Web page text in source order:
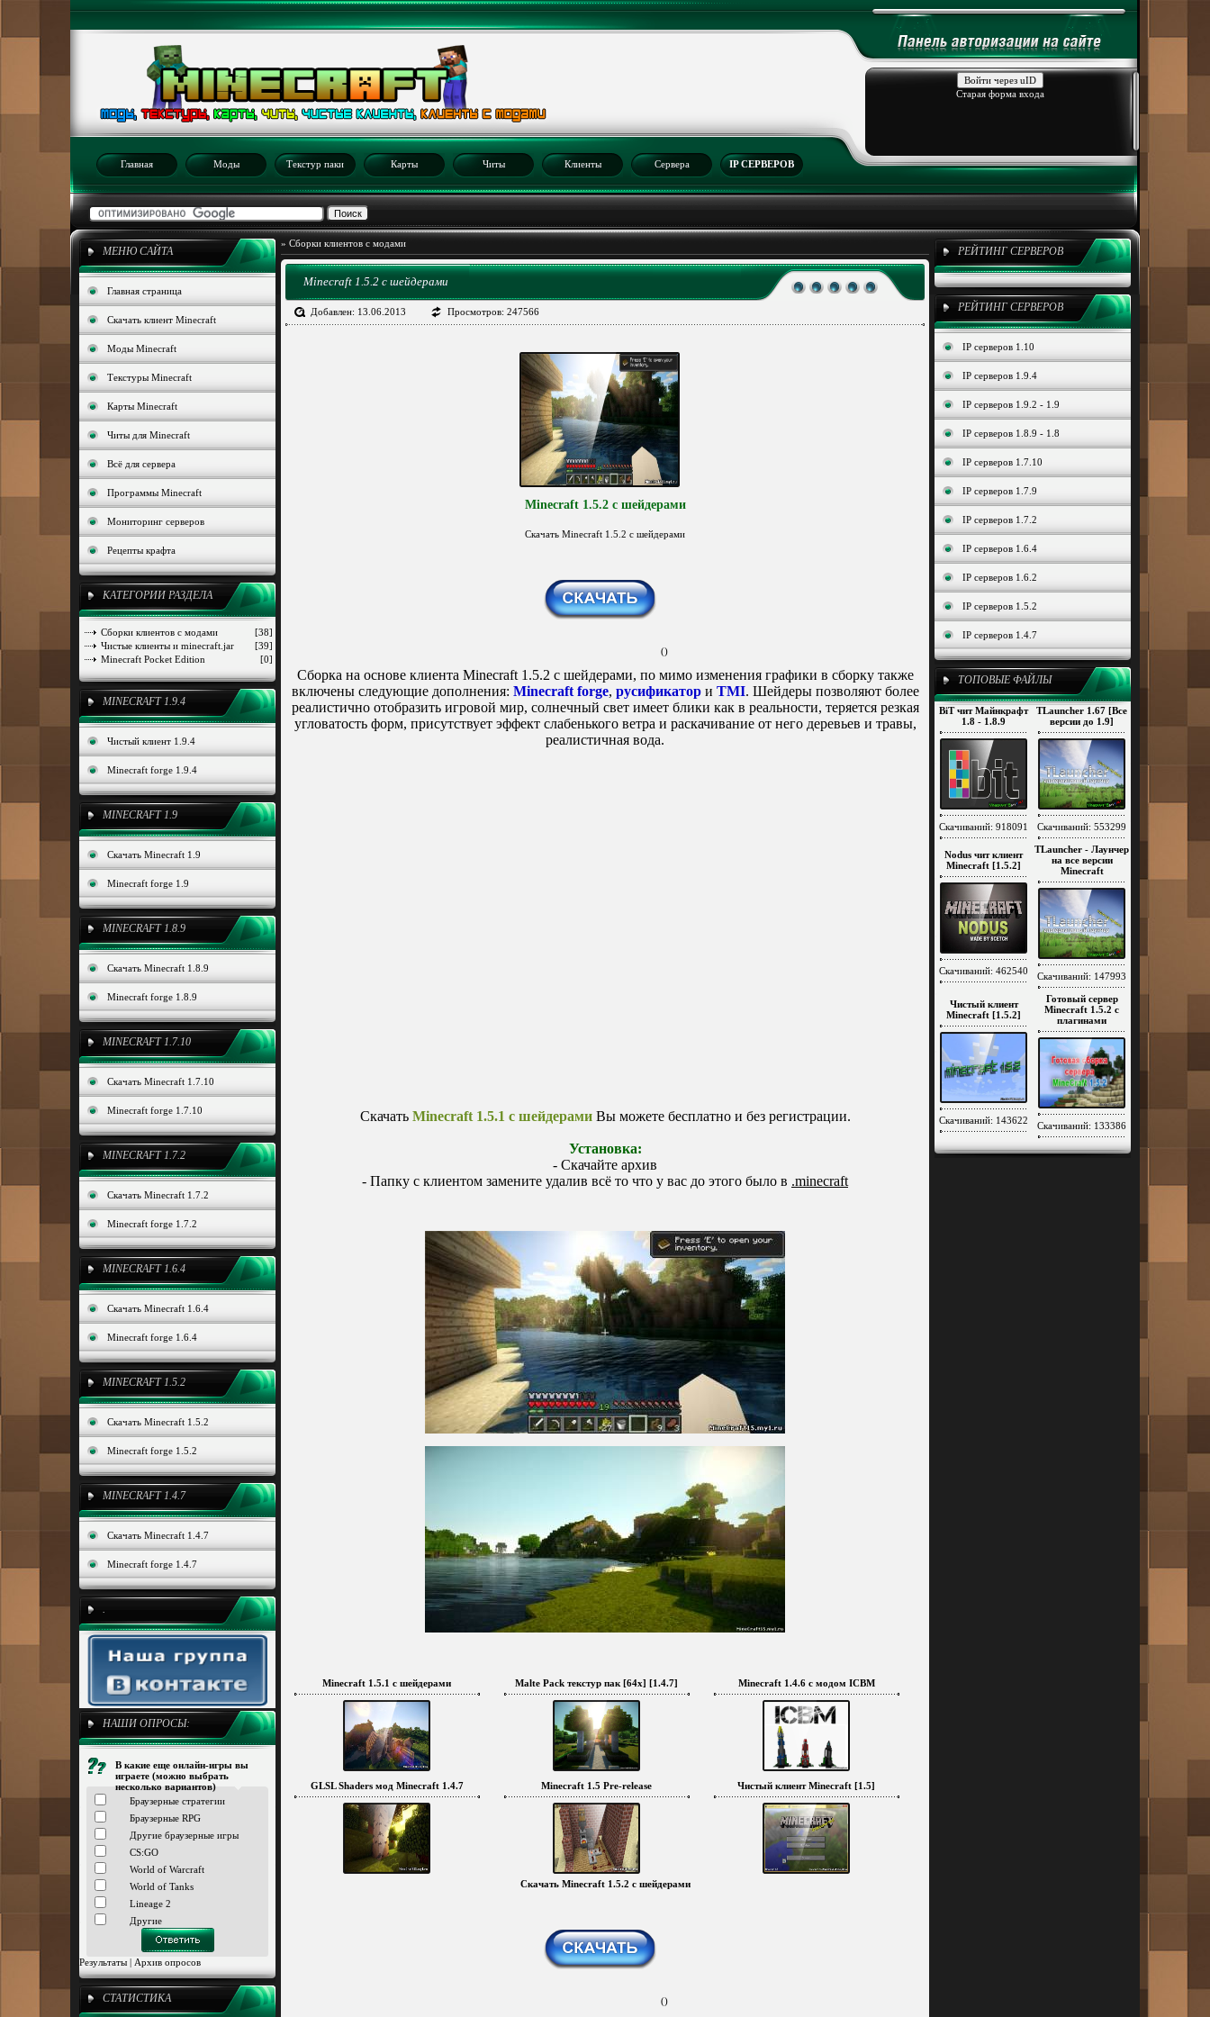
Войти через uID
Старая форма входа
Главная Моды Текстур паки Карты Читы Клиенты Сервера IP СЕРВЕРОВ
МЕНЮ САЙТА
Главная страница
Скачать клиент Minecraft
Моды Minecraft
Текстуры Minecraft
Карты Minecraft
Читы для Minecraft
Всё для сервера
Программы Minecraft
Мониторинг серверов
Рецепты крафта
КАТЕГОРИИ РАЗДЕЛА
[38]
Сборки клиентов с модами
[39]
Чистые клиенты и minecraft.jar
[0]
Minecraft Pocket Edition
MINECRAFT 1.9.4
Чистый клиент 1.9.4
Minecraft forge 1.9.4
MINECRAFT 1.9
Скачать Minecraft 1.9
Minecraft forge 1.9
MINECRAFT 1.8.9
Скачать Minecraft 1.8.9
Minecraft forge 1.8.9
MINECRAFT 1.7.10
Скачать Minecraft 1.7.10
Minecraft forge 1.7.10
MINECRAFT 1.7.2
Скачать Minecraft 1.7.2
Minecraft forge 1.7.2
MINECRAFT 1.6.4
Скачать Minecraft 1.6.4
Minecraft forge 1.6.4
MINECRAFT 1.5.2
Скачать Minecraft 1.5.2
Minecraft forge 1.5.2
MINECRAFT 1.4.7
Скачать Minecraft 1.4.7
Minecraft forge 1.4.7
.
НАШИ ОПРОСЫ:
В какие еще онлайн-игры вы
играете (можно выбрать
несколько вариантов)
Браузерные стратегии
Браузерные RPG
Другие браузерные игры
CS:GO
World of Warcraft
World of Tanks
Lineage 2
Другие
Результаты | Архив опросов
СТАТИСТИКА
РЕЙТИНГ СЕРВЕРОВ
РЕЙТИНГ СЕРВЕРОВ
IP серверов 1.10
IP серверов 1.9.4
IP серверов 1.9.2 - 1.9
IP серверов 1.8.9 - 1.8
IP серверов 1.7.10
IP серверов 1.7.9
IP серверов 1.7.2
IP серверов 1.6.4
IP серверов 1.6.2
IP серверов 1.5.2
IP серверов 1.4.7
ТОПОВЫЕ ФАЙЛЫ
BiT чит Майнкрафт
1.8 - 1.8.9
Скачиваний: 918091
TLauncher 1.67 [Все
версии до 1.9]
Скачиваний: 553299
Nodus чит клиент
Minecraft [1.5.2]
Скачиваний: 462540
TLauncher - Лаунчер
на все версии
Minecraft
Скачиваний: 147993
Чистый клиент
Minecraft [1.5.2]
Скачиваний: 143622
Готовый сервер
Minecraft 1.5.2 c
плагинами
Скачиваний: 133386
» Сборки клиентов с модами
Minecraft 1.5.2 с шейдерами
Добавлен: 13.06.2013 Просмотров: 247566
Minecraft 1.5.2 с шейдерами
Скачать Minecraft 1.5.2 с шейдерами
()
Сборка на основе клиента Minecraft 1.5.2 с шейдерами, по мимо изменения графики в сборку также
включены следующие дополнения: Minecraft forge, русификатори TMI. Шейдеры позволяют более
реалистично отобразить игровой мир, солнечный свет имеет блики как в реальности, теряется резкая
угловатость форм, присутствует эффект слабенького ветра и раскачивание от него деревьев и травы,
реалистичная вода.
Скачать Minecraft 1.5.1 с шейдерамиВы можете бесплатно и без регистрации.
Установка:
- Скачайте архив
- Папку с клиентом замените удалив всё то что у вас до этого было в .minecraft
Minecraft 1.5.1 с шейдерами Malte Pack текстур пак [64x] [1.4.7] Minecraft 1.4.6 с модом ICBM
GLSL Shaders мод Minecraft 1.4.7 Minecraft 1.5 Pre-release Чистый клиент Minecraft [1.5]
Скачать Minecraft 1.5.2 с шейдерами
()